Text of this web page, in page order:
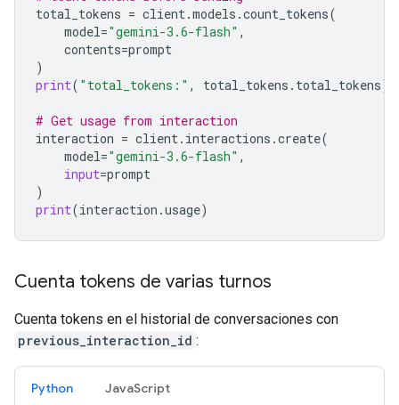
total_tokens = client.models .count_tokens(
model="gemini-3.6-flash" ,
contents=prompt
)
print( "total_tokens:" , total_tokens . total_tokens)
# Get usage from interaction
interaction = client. interactions .create(
model="gemini-3.6-flash" ,
input=prompt
)
print(interaction .usage)
Cuenta tokens de varias turnos
Cuenta tokens en el historial de conversaciones con
previous_interaction_id :
Python JavaScript